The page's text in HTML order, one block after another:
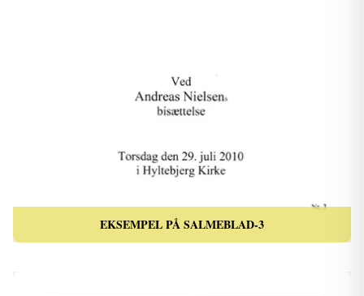
EKSEMPEL PÅ SALMEBLAD-3